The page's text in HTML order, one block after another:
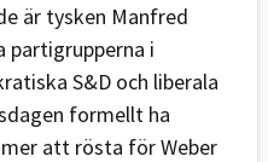
är tysken Manfred
partigrupperna i
S&D och liberala
formellt ha
att rösta för Weber